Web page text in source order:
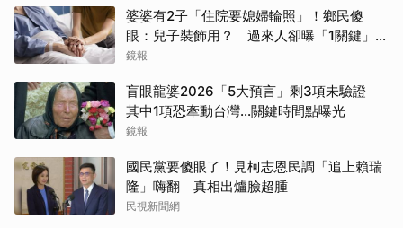
婆婆有2子「住院要媳婦輪照」！鄉民傻
眼：兒子裝飾用？ 過來人卻曝「1關鍵」才
做決定
鏡報
盲眼龍婆2026「5大預言」剩3項未驗證
其中1項恐牽動台灣...關鍵時間點曝光
鏡報
國民黨要傻眼了！見柯志恩民調「追上賴瑞
隆」嗨翻 真相出爐臉超腫
民視新聞網